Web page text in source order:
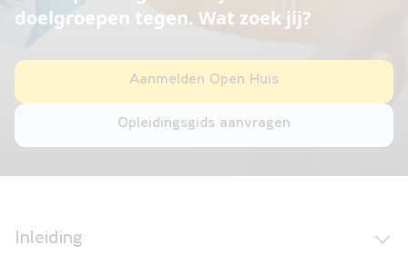
VAVO
Over
ons
Contact
doelgroepen tegen. Wat zoek jij?
Aanmelden Open Huis
Opleidingsgids aanvragen
Inleiding